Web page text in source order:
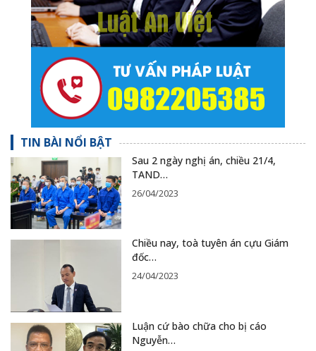
TIN BÀI NỔI BẬT
Sau 2 ngày nghị án, chiều 21/4,
TAND…
26/04/2023
Chiều nay, toà tuyên án cựu Giám
đốc…
24/04/2023
Luận cứ bào chữa cho bị cáo
Nguyễn…